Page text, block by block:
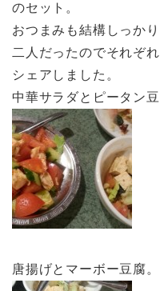
のセット。
おつまみも結構しっか
二人だったのでそれぞ
シェアしました。
中華サラダとピータン豆
唐揚げとマーボー豆腐。